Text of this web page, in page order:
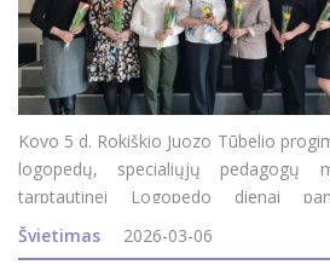
Kovo 5 d. Rokiškio Juozo Tūbelio
logopedų, specialiųjų pedagogų
tarptautinei Logopedo dienai
programos logopedo ir specialiojo
patirtys“. Renginys subūrė rajono
Švietimas 2026-03-06